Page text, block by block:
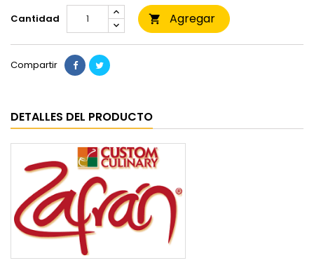
Cantidad  Agregar
Compartir
DETALLES DEL PRODUCTO